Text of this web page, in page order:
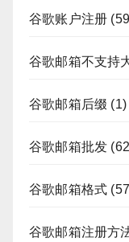
谷歌账户注册
谷歌邮箱不支持
谷歌邮箱后缀 (1)
谷歌邮箱批发
谷歌邮箱格式
谷歌邮箱注册方